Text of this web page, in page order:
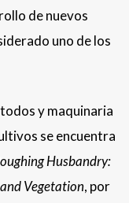
de nuevos
uno de los
y maquinaria
se encuentra
Husbandry:
Vegetation, por